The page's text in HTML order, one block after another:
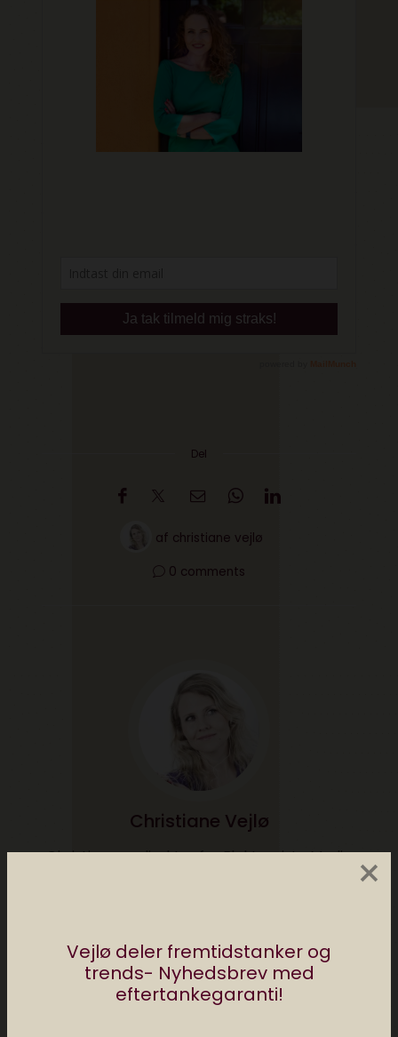
Vejlø deler fremtidstanker og
trends- Nyhedsbrev med
eftertankegaranti!
×
Del
af christiane vejlø
0 comments
Christiane Vejlø
Christiane er direktør for Elektronista Media
holder foredrag og rådgiver om digitale
trends i ind- og udland. Hun har en
kandidatgrad i religionsvidenskab og
medievidenskab og så sidder Christiane i